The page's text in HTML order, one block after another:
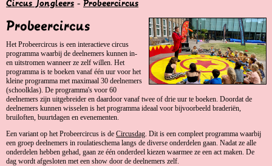
Circus Jongleers - Probeercircus
Probeercircus
Het Probeercircus is een interactieve circus
programma waarbij de deelnemers kunnen in-
en uitstromen wanneer ze zelf willen. Het
programma is te boeken vanaf één uur voor het
kleine programma met maximaal 30 deelnemers
(schoolklas). De programma's voor 60
deelnemers zijn uitgebreider en daardoor vanaf twee of drie uur te boeken. Doordat de
deelnemers kunnen wisselen is het programma ideaal voor bijvoorbeeld braderiën,
bruiloften, buurtdagen en evenementen.
Een variant op het Probeercircus is de Circusdag. Dit is een compleet programma waarbij
een groep deelnemers in roulatieschema langs de diverse onderdelen gaan. Nadat ze alle
onderdelen hebben gehad, gaan ze één onderdeel kiezen waarmee ze een act maken. De
dag wordt afgesloten met een show door de deelnemers zelf.